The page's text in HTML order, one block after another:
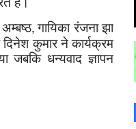
,गायिका रंजना झा
कुमार ने कार्यक्रम
जबकि धन्यवाद ज्ञापन